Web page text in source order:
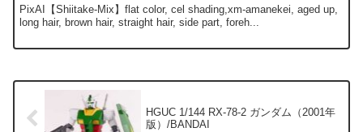
PixAI【Shiitake-Mix】flat color, cel shading,xm-amanekei, aged up,
long hair, brown hair, straight hair, side part, foreh...
HGUC 1/144 RX-78-2 ガンダム（2001年
版）/BANDAI